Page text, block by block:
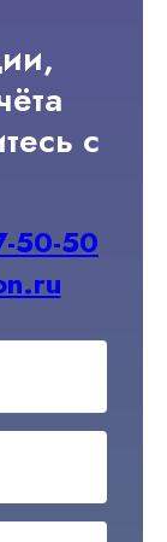
с
50-50